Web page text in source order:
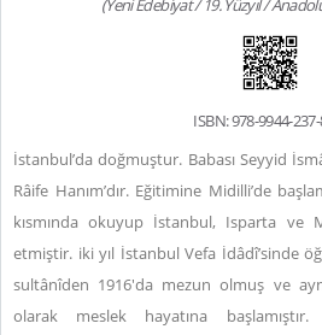
(Yeni Edebiyat / 19. Yüzyıl /
ISBN: 978-9944-
İstanbul’da doğmuştur. Babası Seyyid
Râife Hanım’dır. Eğitimine Midilli’de
kısmında okuyup İstanbul, Isparta ve
etmiştir. iki yıl İstanbul Vefa İdâdî’sinde
sultânîden 1916'da mezun olmuş ve
olarak meslek hayatına